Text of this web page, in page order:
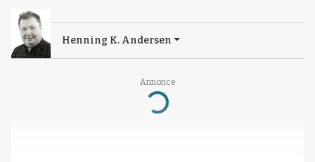
Annonce
Loading...
Henning K. Andersen